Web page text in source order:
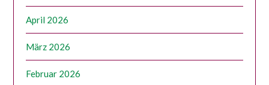
April 2026
März 2026
Februar 2026